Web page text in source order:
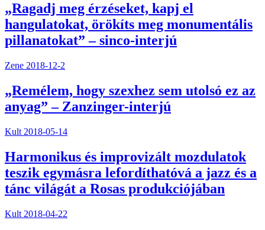
„Ragadj meg érzéseket, kapj el
hangulatokat, örökíts meg monumentális
pillanatokat” – sinco-interjú
Zene 2018-12-2
„Remélem, hogy szexhez sem utolsó ez az
anyag” – Zanzinger-interjú
Kult 2018-05-14
Harmonikus és improvizált mozdulatok
teszik egymásra lefordíthatóvá a jazz és a
tánc világát a Rosas produkciójában
Kult 2018-04-22